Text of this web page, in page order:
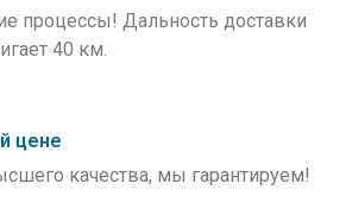
процессы! Дальность доставки
40 км.
цене
качества, мы гарантируем!